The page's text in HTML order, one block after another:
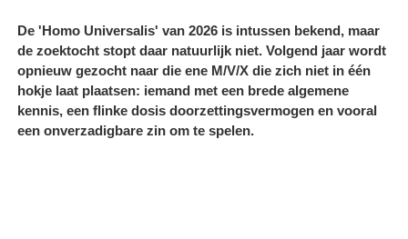
De 'Homo Universalis' van 2026 is intussen bekend, maar
de zoektocht stopt daar natuurlijk niet. Volgend jaar wordt
opnieuw gezocht naar die ene M/V/X die zich niet in één
hokje laat plaatsen: iemand met een brede algemene
kennis, een flinke dosis doorzettingsvermogen en vooral
een onverzadigbare zin om te spelen.